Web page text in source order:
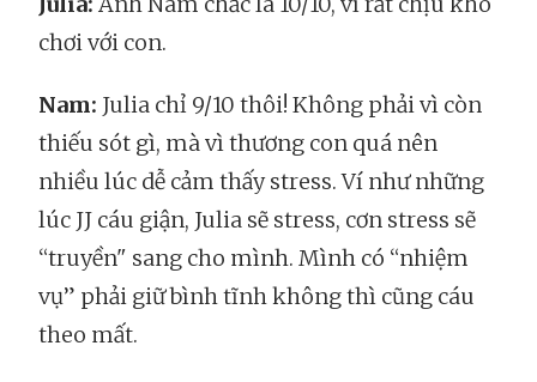
chơi với con.
Nam: Julia chỉ 9/10 thôi! Không phải vì còn
thiếu sót gì, mà vì thương con quá nên
nhiều lúc dễ cảm thấy stress. Ví như những
lúc JJ cáu giận, Julia sẽ stress, cơn stress sẽ
“truyền" sang cho mình. Mình có “nhiệm
vụ” phải giữ bình tĩnh không thì cũng cáu
theo mất.